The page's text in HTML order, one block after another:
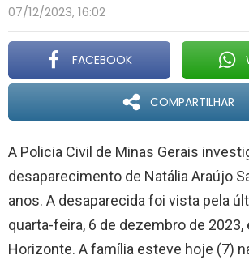
07/12/2023, 16:02
FACEBOOK
COMPARTILHAR
A Policia Civil de Minas Gerais
desaparecimento de Natália Araújo
anos. A desaparecida foi vista pela
quarta-feira, 6 de dezembro de 2023,
Horizonte. A família esteve hoje (7)